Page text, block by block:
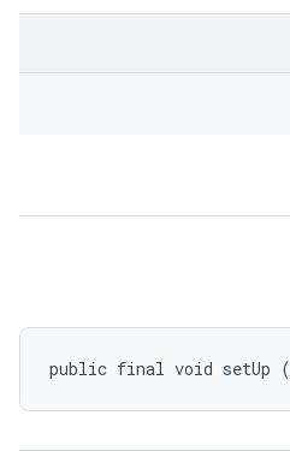
public final void setUp (